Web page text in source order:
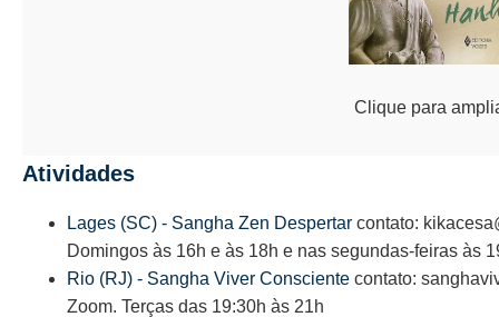
Clique para
Atividades
Lages (SC) - Sangha Zen Despertar contato:
Domingos às 16h e às 18h e nas segundas-feiras às
Rio (RJ) - Sangha Viver Consciente contato:
Zoom. Terças das 19:30h às 21h